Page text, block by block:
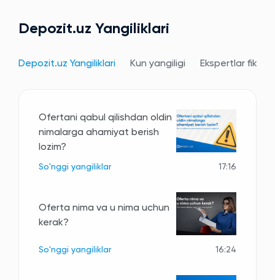
Depozit.uz Yangiliklari
Depozit.uz Yangiliklari Kun yangiligi Ekspertlar fikri
Ofertani qabul qilishdan oldin
nimalarga ahamiyat berish
lozim?
So'nggi yangiliklar 17:16
Oferta nima va u nima uchun
kerak?
So'nggi yangiliklar 16:24